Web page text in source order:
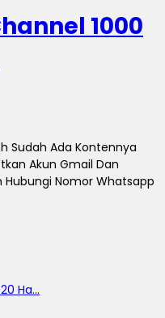
1000
Sudah Ada Kontennya
Akun Gmail Dan
Hubungi Nomor Whatsapp
Ha...